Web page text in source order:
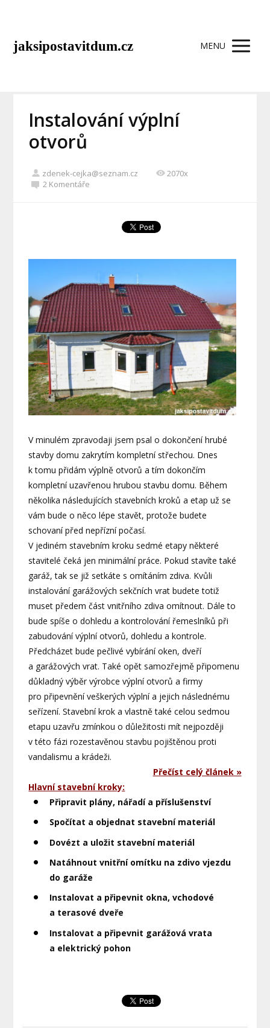
jaksipostavitdum.cz MENU
Instalování výplní
otvorů
zdenek-cejka@seznam.cz
2070x
2 Komentáře
V minulém zpravodaji jsem psal o dokončení hrubé
stavby domu zakrytím kompletní střechou. Dnes
k tomu přidám výplně otvorů a tím dokončím
kompletní uzavřenou hrubou stavbu domu. Během
několika následujících stavebních kroků a etap už se
vám bude o něco lépe stavět, protože budete
schovaní před nepřízní počasí.
V jediném stavebním kroku sedmé etapy některé
stavitelé čeká jen minimální práce. Pokud stavíte také
garáž, tak se již setkáte s omítáním zdiva. Kvůli
instalování garážových sekčních vrat budete totiž
muset předem část vnitřního zdiva omítnout. Dále to
bude spíše o dohledu a kontrolování řemeslníků při
zabudování výplní otvorů, dohledu a kontrole.
Předcházet bude pečlivé vybírání oken, dveří
a garážových vrat. Také opět samozřejmě připomenu
důkladný výběr výrobce výplní otvorů a firmy
pro připevnění veškerých výplní a jejich následnému
seřízení. Stavební krok a vlastně také celou sedmou
etapu uzavřu zmínkou o důležitosti mít nejpozději
v této fázi rozestavěnou stavbu pojištěnou proti
vandalismu a krádeži.
Přečíst celý článek »
Hlavní stavební kroky:
Připravit plány, nářadí a příslušenství
Spočítat a objednat stavební materiál
Dovézt a uložit stavební materiál
Natáhnout vnitřní omítku na zdivo vjezdu
do garáže
Instalovat a připevnit okna, vchodové
a terasové dveře
Instalovat a připevnit garážová vrata
a elektrický pohon